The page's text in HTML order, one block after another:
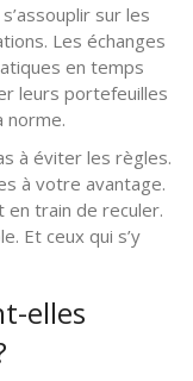
sur les
Les échanges
en temps
leurs portefeuilles
norme.
à éviter les règles.
à votre avantage.
train de reculer.
Et ceux qui s’y
elles